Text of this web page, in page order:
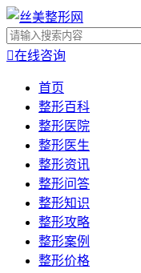
在线咨询
首页
整形百科
整形医院
整形医生
整形资讯
整形问答
整形知识
整形攻略
整形案例
整形价格